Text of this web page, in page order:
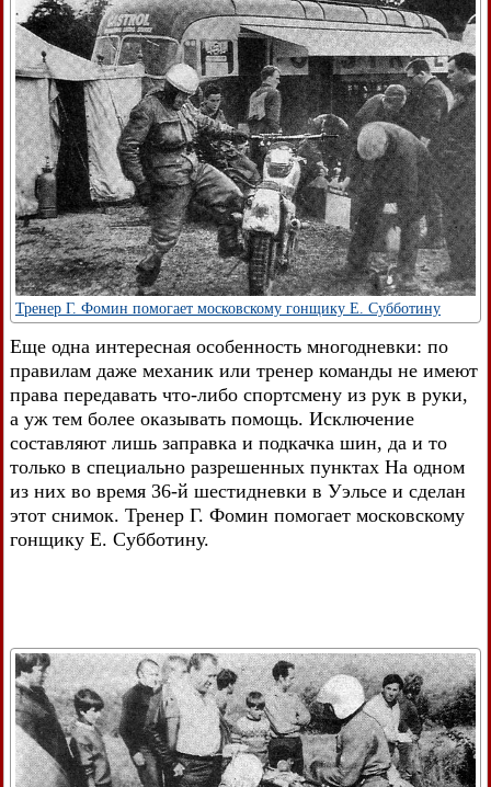
Тренер Г. Фомин помогает московскому гонщику Е. Субботину
Еще одна интересная особенность многодневки: по
правилам даже механик или тренер команды не имеют
права передавать что-либо спортсмену из рук в руки,
а уж тем более оказывать помощь. Исключение
составляют лишь заправка и подкачка шин, да и то
только в специально разрешенных пунктах На одном
из них во время 36-й шестидневки в Уэльсе и сделан
этот снимок. Тренер Г. Фомин помогает московскому
гонщику Е. Субботину.